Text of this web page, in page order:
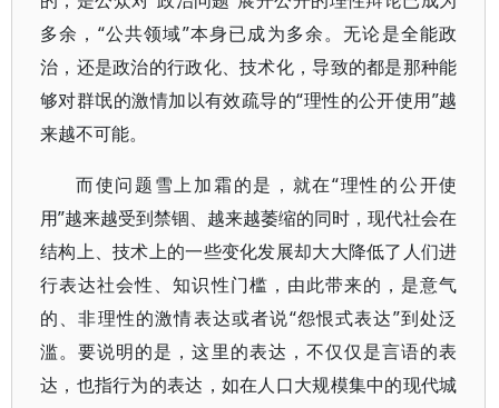
多余，“公共领域”本身已成为多余。无论是全能政
治，还是政治的行政化、技术化，导致的都是那种能
够对群氓的激情加以有效疏导的“理性的公开使用”越
来越不可能。
而使问题雪上加霜的是，就在“理性的公开使
用”越来越受到禁锢、越来越萎缩的同时，现代社会在
结构上、技术上的一些变化发展却大大降低了人们进
行表达社会性、知识性门槛，由此带来的，是意气
的、非理性的激情表达或者说“怨恨式表达”到处泛
滥。要说明的是，这里的表达，不仅仅是言语的表
达，也指行为的表达，如在人口大规模集中的现代城